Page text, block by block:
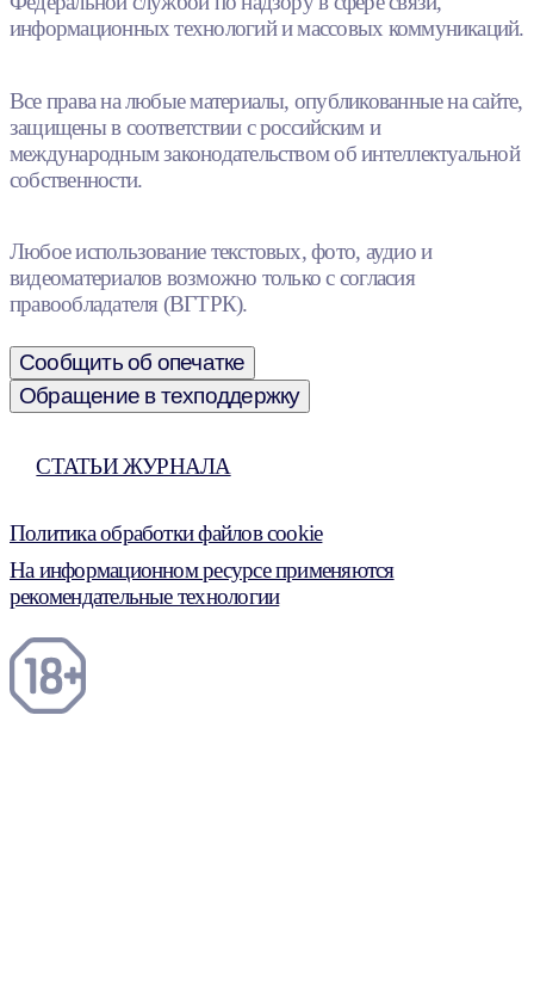
информационных технологий и массовых коммуникаций.
Все права на любые материалы, опубликованные на сайте,
защищены в соответствии с российским и
международным законодательством об интеллектуальной
собственности.
Любое использование текстовых, фото, аудио и
видеоматериалов возможно только с согласия
правообладателя (ВГТРК).
Сообщить об опечатке
Обращение в техподдержку
СТАТЬИ ЖУРНАЛА
Политика обработки файлов cookie
На информационном ресурсе применяются
рекомендательные технологии